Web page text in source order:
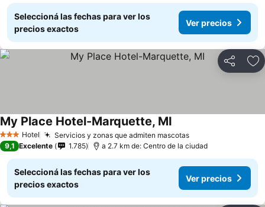
Seleccioná las fechas para ver los
precios exactos
Ver precios
Compartir
3 Estrellas
Hotel Servicios y zonas que admiten mascotas
My Place Hotel-Marquette, MI
9,1 Excelente 1.785 a 2.7 km de: Centro de la ciudad
Seleccioná las fechas para ver los
precios exactos
Ver precios